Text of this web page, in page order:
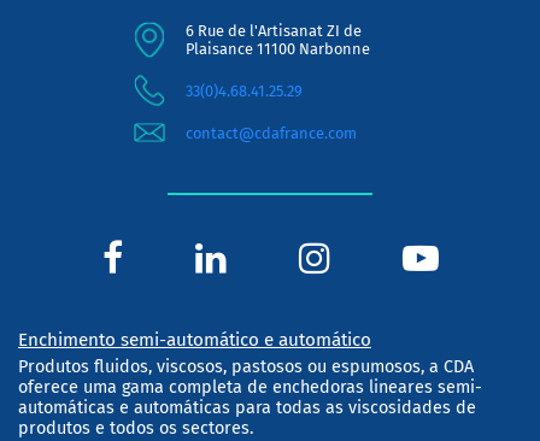
6 Rue de l'Artisanat ZI de
Plaisance 11100 Narbonne
33(0)4.68.41.25.29
contact@cdafrance.com
Enchimento semi-automático e automático
Produtos fluidos, viscosos, pastosos ou espumosos, a CDA
oferece uma gama completa de enchedoras lineares semi-
automáticas e automáticas para todas as viscosidades de
produtos e todos os sectores.